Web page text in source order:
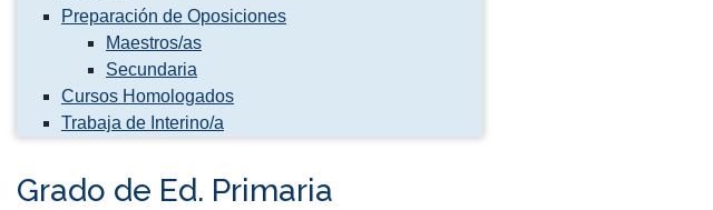
Preparación de Oposiciones
Maestros/as
Secundaria
Cursos Homologados
Trabaja de Interino/a
Grado de Ed. Primaria